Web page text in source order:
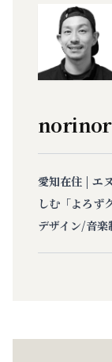
愛知在住 | エ
しむ「よろず
デザイン/音楽